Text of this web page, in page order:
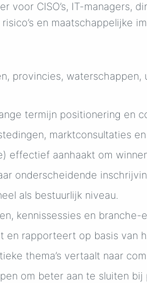
CISO’s, IT-managers,
en maatschappelijke
provincies, waterschappen,
termijn positionering en
marktconsultaties
effectief aanhaakt om
onderscheidende
als bestuurlijk niveau.
kennissessies en branche-
rapporteert op basis van
thema’s vertaalt naar
om beter aan te sluiten